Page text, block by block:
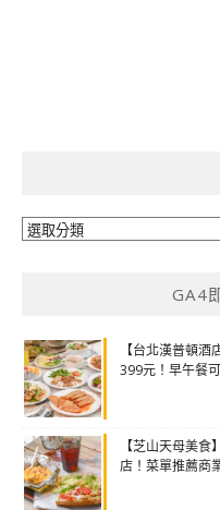
分
GA4
【台北漢普頓
399元！早午餐
【芝山天母美
店！菜單推薦商